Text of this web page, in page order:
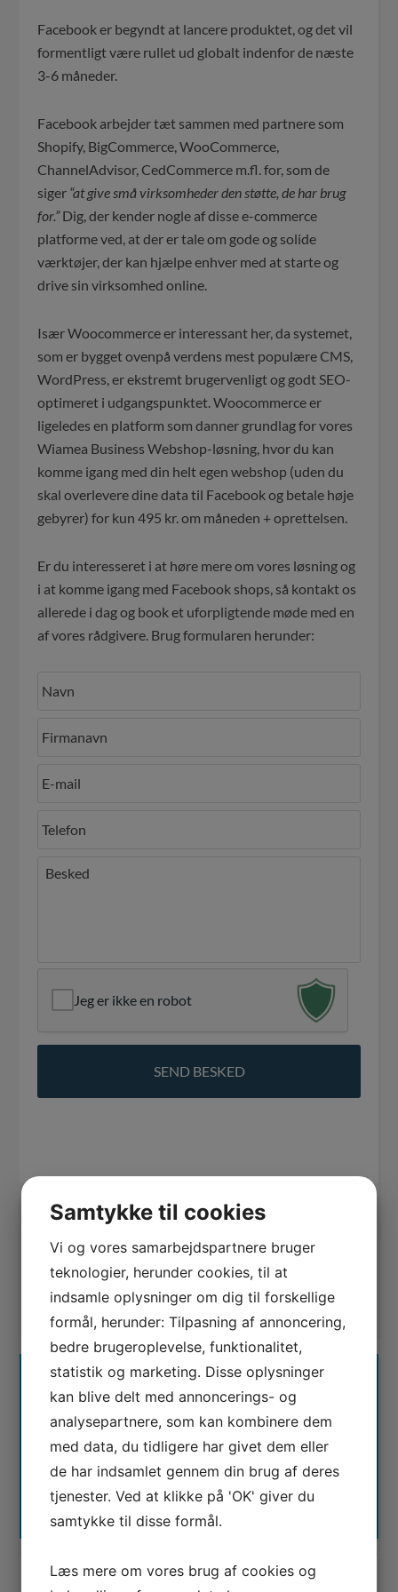
Facebook er begyndt at lancere produktet, og det vil
formentligt være rullet ud globalt indenfor de næste
3-6 måneder.
Facebook arbejder tæt sammen med partnere som
Shopify, BigCommerce, WooCommerce,
ChannelAdvisor, CedCommerce m.fl. for, som de
siger “at give små virksomheder den støtte, de har brug
for.”Dig, der kender nogle af disse e-commerce
platforme ved, at der er tale om gode og solide
værktøjer, der kan hjælpe enhver med at starte og
drive sin virksomhed online.
Især Woocommerce er interessant her, da systemet,
som er bygget ovenpå verdens mest populære CMS,
WordPress, er ekstremt brugervenligt og godt SEO-
optimeret i udgangspunktet. Woocommerce er
ligeledes en platform som danner grundlag for vores
Wiamea Business Webshop-løsning, hvor du kan
komme igang med din helt egen webshop (uden du
skal overlevere dine data til Facebook og betale høje
gebyrer) for kun 495 kr. om måneden + oprettelsen.
Er du interesseret i at høre mere om vores løsning og
i at komme igang med Facebook shops, så kontakt os
allerede i dag og book et uforpligtende møde med en
af vores rådgivere. Brug formularen herunder:
Jeg er ikke en robot
Kategori(er):
8 stemmer - gennemsnit 4,9
Luciano Bellacci
Luciano Bellacci har mange års erfaring
med Google Ads (AdWords) og SEO og
er naturligvis certificeret af Google. Til dagligt er
Luciano ansat som CMO & Senior rådgiver her hos
Waimea Digital
SKRIV EN KOMMENTAR
Samtykke til cookies
Vi og vores samarbejdspartnere bruger
teknologier, herunder cookies, til at
indsamle oplysninger om dig til forskellige
formål, herunder: Tilpasning af annoncering,
bedre brugeroplevelse, funktionalitet,
statistik og marketing. Disse oplysninger
kan blive delt med annoncerings- og
analysepartnere, som kan kombinere dem
med data, du tidligere har givet dem eller
de har indsamlet gennem din brug af deres
tjenester. Ved at klikke på 'OK' giver du
samtykke til disse formål.
Læs mere om vores brug af cookies og